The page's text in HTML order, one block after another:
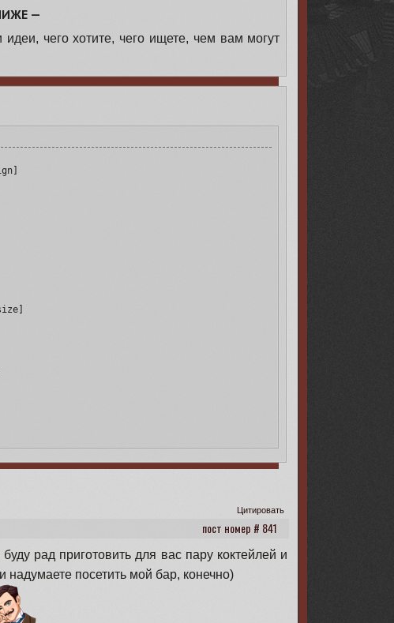
—
чего хотите, чего ищете, чем вам могут
b][/size][/font][/align]
Цитировать
841
рад приготовить для вас пару коктейлей и
надумаете посетить мой бар, конечно)